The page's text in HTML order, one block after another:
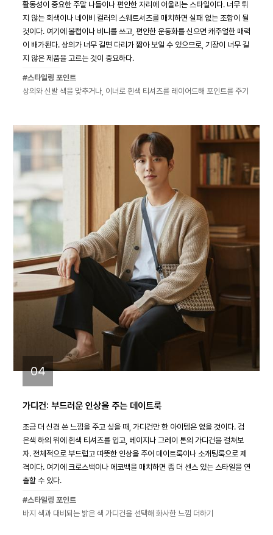
활동성이 중요한 주말 나들이나 편안한 자리에 어울리는 스타일이다. 너무 튀
지 않는 회색이나 네이비 컬러의 스웨트셔츠를 매치하면 실패 없는 조합이 될
것이다. 여기에 볼캡이나 비니를 쓰고, 편안한 운동화를 신으면 캐주얼한 매력
이 배가된다. 상의가 너무 길면 다리가 짧아 보일 수 있으므로, 기장이 너무 길
지 않은 제품을 고르는 것이 중요하다.
#스타일링 포인트
상의와 신발 색을 맞추거나, 이너로 흰색 티셔츠를 레이어드해 포인트를 주기
04
가디건: 부드러운 인상을 주는 데이트룩
조금 더 신경 쓴 느낌을 주고 싶을 때, 가디건만 한 아이템은 없을 것이다. 검
은색 하의 위에 흰색 티셔츠를 입고, 베이지나 그레이 톤의 가디건을 걸쳐보
자. 전체적으로 부드럽고 따뜻한 인상을 주어 데이트룩이나 소개팅룩으로 제
격이다. 여기에 크로스백이나 에코백을 매치하면 좀 더 센스 있는 스타일을 연
출할 수 있다.
#스타일링 포인트
바지 색과 대비되는 밝은 색 가디건을 선택해 화사한 느낌 더하기